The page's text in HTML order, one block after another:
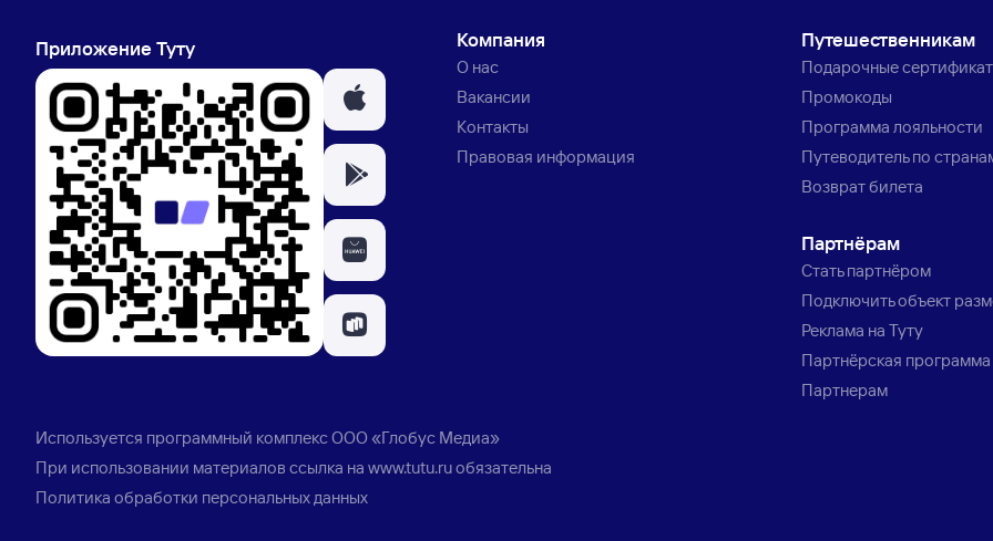
Приложение Туту Компания
О нас
Вакансии
Контакты
Правовая информация
Путешественникам
Подарочные
Промокоды
Программа лояльности
Путеводитель по
Возврат билета
Партнёрам
Стать партнёром
Подключить объект
Реклама на Туту
Партнёрская программа
Партнерам
Используется программный комплексООО «Глобус Медиа»
При использовании материалов ссылка на www.tutu.ruобязательна
Политика обработки персональных данных